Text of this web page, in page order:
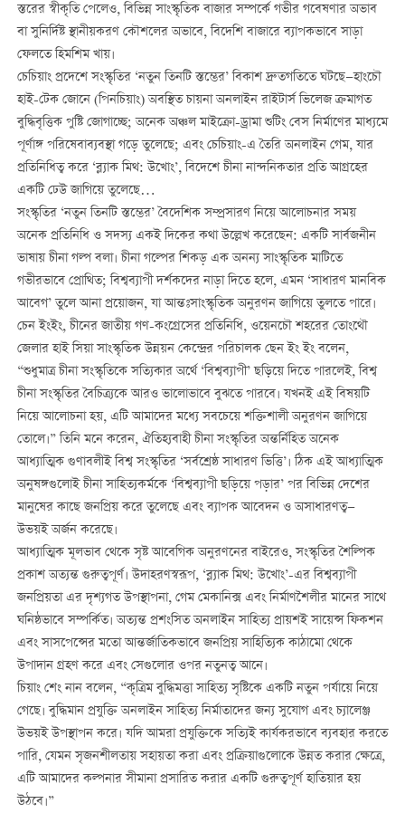
স্তরের স্বীকৃতি পেলেও, বিভিন্ন সাংস্কৃতিক বাজার সম্পর্কে গভীর গবেষণার অভাব
বা সুনির্দিষ্ট স্থানীয়করণ কৌশলের অভাবে, বিদেশি বাজারে ব্যাপকভাবে সাড়া
ফেলতে হিমশিম খায়।
চেচিয়াং প্রদেশে সংস্কৃতির ‘নতুন তিনটি স্তম্ভের’ বিকাশ দ্রুতগতিতে ঘটছে—হাংচৌ
হাই-টেক জোনে (পিনচিয়াং) অবস্থিত চায়না অনলাইন রাইটার্স ভিলেজ ক্রমাগত
বুদ্ধিবৃত্তিক পুষ্টি জোগাচ্ছে; অনেক অঞ্চল মাইক্রো-ড্রামা শুটিং বেস নির্মাণের মাধ্যমে
পূর্ণাঙ্গ পরিষেবাব্যবস্থা গড়ে তুলেছে; এবং চেচিয়াং-এ তৈরি অনলাইন গেম, যার
প্রতিনিধিত্ব করে ‘ব্ল্যাক মিথ: উখোং’, বিদেশে চীনা নান্দনিকতার প্রতি আগ্রহের
একটি ঢেউ জাগিয়ে তুলেছে…
সংস্কৃতির ‘নতুন তিনটি স্তম্ভের’ বৈদেশিক সম্প্রসারণ নিয়ে আলোচনার সময়
অনেক প্রতিনিধি ও সদস্য একই দিকের কথা উল্লেখ করেছেন: একটি সার্বজনীন
ভাষায় চীনা গল্প বলা। চীনা গল্পের শিকড় এক অনন্য সাংস্কৃতিক মাটিতে
গভীরভাবে প্রোথিত; বিশ্বব্যাপী দর্শকদের নাড়া দিতে হলে, এমন ‘সাধারণ মানবিক
আবেগ’ তুলে আনা প্রয়োজন, যা আন্তঃসাংস্কৃতিক অনুরণন জাগিয়ে তুলতে পারে।
চেন ইংইং, চীনের জাতীয় গণ-কংগ্রেসের প্রতিনিধি, ওয়েনচৌ শহরের তোংথৌ
জেলার হাই সিয়া সাংস্কৃতিক উন্নয়ন কেন্দ্রের পরিচালক ছেন ইং ইং বলেন,
“শুধুমাত্র চীনা সংস্কৃতিকে সত্যিকার অর্থে ‘বিশ্বব্যাপী’ ছড়িয়ে দিতে পারলেই, বিশ্ব
চীনা সংস্কৃতির বৈচিত্র্যকে আরও ভালোভাবে বুঝতে পারবে। যখনই এই বিষয়টি
নিয়ে আলোচনা হয়, এটি আমাদের মধ্যে সবচেয়ে শক্তিশালী অনুরণন জাগিয়ে
তোলে।” তিনি মনে করেন, ঐতিহ্যবাহী চীনা সংস্কৃতির অন্তর্নিহিত অনেক
আধ্যাত্মিক গুণাবলীই বিশ্ব সংস্কৃতির ‘সর্বশ্রেষ্ঠ সাধারণ ভিত্তি’। ঠিক এই আধ্যাত্মিক
অনুষঙ্গগুলোই চীনা সাহিত্যকর্মকে ‘বিশ্বব্যাপী ছড়িয়ে পড়ার’ পর বিভিন্ন দেশের
মানুষের কাছে জনপ্রিয় করে তুলেছে এবং ব্যাপক আবেদন ও অসাধারণত্ব—
উভয়ই অর্জন করেছে।
আধ্যাত্মিক মূলভাব থেকে সৃষ্ট আবেগিক অনুরণনের বাইরেও, সংস্কৃতির শৈল্পিক
প্রকাশ অত্যন্ত গুরুত্বপূর্ণ। উদাহরণস্বরূপ, ‘ব্ল্যাক মিথ: উখোং’-এর বিশ্বব্যাপী
জনপ্রিয়তা এর দৃশ্যগত উপস্থাপনা, গেম মেকানিক্স এবং নির্মাণশৈলীর মানের সাথে
ঘনিষ্ঠভাবে সম্পর্কিত। অত্যন্ত প্রশংসিত অনলাইন সাহিত্য প্রায়শই সায়েন্স ফিকশন
এবং সাসপেন্সের মতো আন্তর্জাতিকভাবে জনপ্রিয় সাহিত্যিক কাঠামো থেকে
উপাদান গ্রহণ করে এবং সেগুলোর ওপর নতুনত্ব আনে।
চিয়াং শেং নান বলেন, “কৃত্রিম বুদ্ধিমত্তা সাহিত্য সৃষ্টিকে একটি নতুন পর্যায়ে নিয়ে
গেছে। বুদ্ধিমান প্রযুক্তি অনলাইন সাহিত্য নির্মাতাদের জন্য সুযোগ এবং চ্যালেঞ্জ
উভয়ই উপস্থাপন করে। যদি আমরা প্রযুক্তিকে সত্যিই কার্যকরভাবে ব্যবহার করতে
পারি, যেমন সৃজনশীলতায় সহায়তা করা এবং প্রক্রিয়াগুলোকে উন্নত করার ক্ষেত্রে,
এটি আমাদের কল্পনার সীমানা প্রসারিত করার একটি গুরুত্বপূর্ণ হাতিয়ার হয়
উঠবে।”